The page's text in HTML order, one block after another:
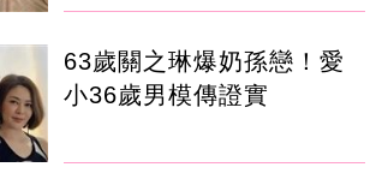
63歲關之琳爆奶孫戀！愛
小36歲男模傳證實